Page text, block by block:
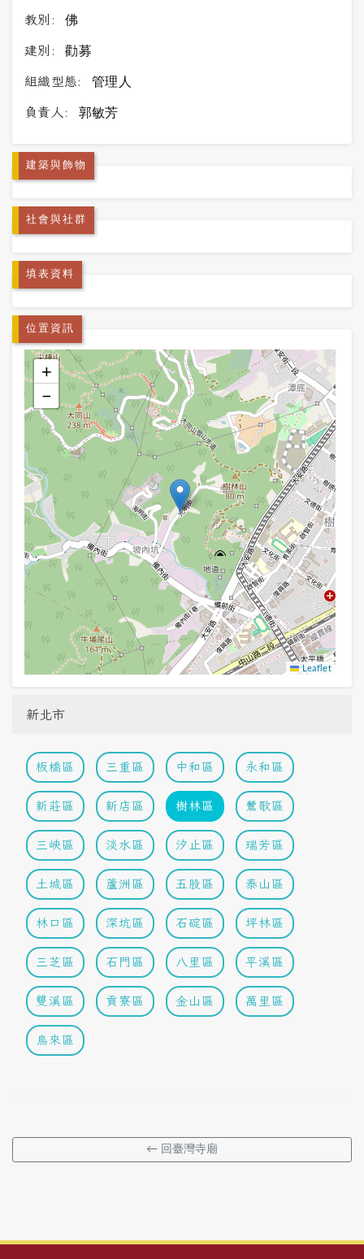
教別: 佛
建別: 勸募
組織型態: 管理人
負責人: 郭敏芳
建築與飾物
社會與社群
填表資料
位置資訊
+
−
Leaflet
新北市
板橋區 三重區 中和區 永和區
新莊區 新店區 樹林區 鶯歌區
三峽區 淡水區 汐止區 瑞芳區
土城區 蘆洲區 五股區 泰山區
林口區 深坑區 石碇區 坪林區
三芝區 石門區 八里區 平溪區
雙溪區 貢寮區 金山區 萬里區
烏來區
← 回臺灣寺廟